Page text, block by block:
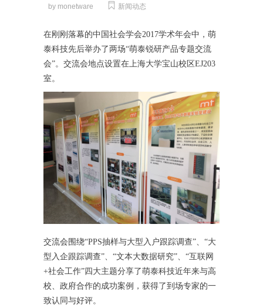
by monetware 新闻动态
在刚刚落幕的中国社会学会2017学术年会中，萌
泰科技先后举办了两场“萌泰锐研产品专题交流
会”。交流会地点设置在上海大学宝山校区EJ203
室。
交流会围绕“PPS抽样与大型入户跟踪调查”、“大
型入企跟踪调查”、“文本大数据研究”、“互联网
+社会工作”四大主题分享了萌泰科技近年来与高
校、政府合作的成功案例，获得了到场专家的一
致认同与好评。